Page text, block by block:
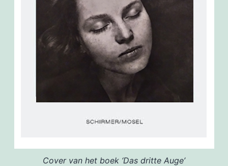
Cover van het boek ‘Das dritte Auge’